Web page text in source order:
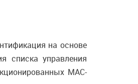
на основе
cписка управления
MAC-